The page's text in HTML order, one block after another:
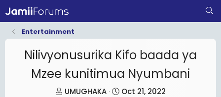
Entertainment
Nilivyonusurika Kifo baada ya
Mzee kunitimua Nyumbani
T
UMUGHAKA
S
Oct 21, 2022